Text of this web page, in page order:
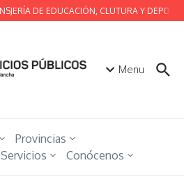
DE EDUCACIÓN, CLUTURA Y
Menu
Provincias
Servicios Conócenos